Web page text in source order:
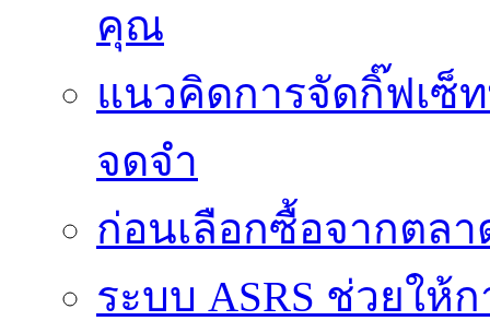
คุณ
แนวคิดการจัดกิ๊ฟเซ็
จดจำ
ก่อนเลือกซื้อจากตล
ระบบ ASRS ช่วยให้